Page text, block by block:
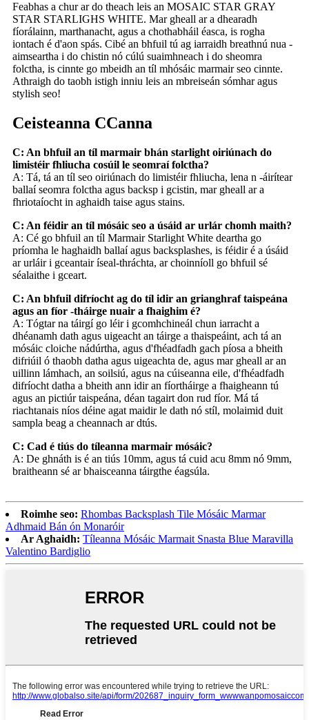
Feabhas a chur ar do theach leis an MOSAIC STAR GRAY
STAR STARLIGHS WHITE. Mar gheall ar a dhearadh
fíorálainn, marthanacht, agus a chothabháil éasca, is rogha
iontach é d'aon spás. Cibé an bhfuil tú ag iarraidh breathnú nua -
aimseartha i do chistin nó cúlú suaimhneach i do sheomra
folctha, is cinnte go mbeidh an tíl mhósáic marmair seo cinnte.
Athraigh do taobh istigh inniu leis an mbreiseán sómhar agus
stylish seo!
Ceisteanna CCanna
C: An bhfuil an tíl marmair bhán starlight oiriúnach do
limistéir fhliucha cosúil le seomraí folctha?
A: Tá, tá an tíl seo oiriúnach do limistéir fhliucha, lena n -áirítear
ballaí seomra folctha agus backsp i gcistin, mar gheall ar a
fhriotaíocht in aghaidh taise agus stains.
C: An féidir an tíl mósáic seo a úsáid ar urlár chomh maith?
A: Cé go bhfuil an tíl Marmair Starlight White deartha go
príomha le haghaidh ballaí agus backsplashes, is féidir é a úsáid
ar urláir i gceantair íseal-thráchta, ar choinníoll go bhfuil sé
séalaithe i gceart.
C: An bhfuil difríocht ag do tíl idir an grianghraf taispeána
agus an fíor -tháirge nuair a fhaighim é?
A: Tógtar na táirgí go léir i gcomhchineál chun iarracht a
dhéanamh dath agus uigeacht an táirge a thaispeáint, ach tá an
mósáic cloiche nádúrtha, agus d'fhéadfadh gach píosa a bheith
difriúil ó thaobh datha agus uigeachta de, agus mar gheall ar an
uillinn lámhach, an soilsiú, agus na cúiseanna eile, d'fhéadfadh
difríocht datha a bheith ann idir an fíortháirge a fhaigheann tú
agus an pictiúr taispeána, déan tagairt don rud fíor. Má tá
riachtanais níos déine agat maidir le dath nó stíl, molaimid duit
sampla beag a cheannach ar dtús.
C: Cad é tiús do tíleanna marmair mósáic?
A: De ghnáth is é an tiús 10mm, agus tá cuid acu 8mm nó 9mm,
braitheann sé ar bhaisceanna táirgthe éagsúla.
Roimhe seo: Rhombas Backsplash Tile Mósáic Marmar
Adhmaid Bán ón Monaróir
Ar Aghaidh: Tíleanna Mósáic Marmait Snasta Blue Maravilla
Valentino Bardiglio